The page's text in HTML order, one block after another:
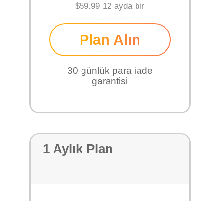
$59.99 12 ayda bir
Plan Alın
30 günlük para iade
garantisi
1 Aylık Plan